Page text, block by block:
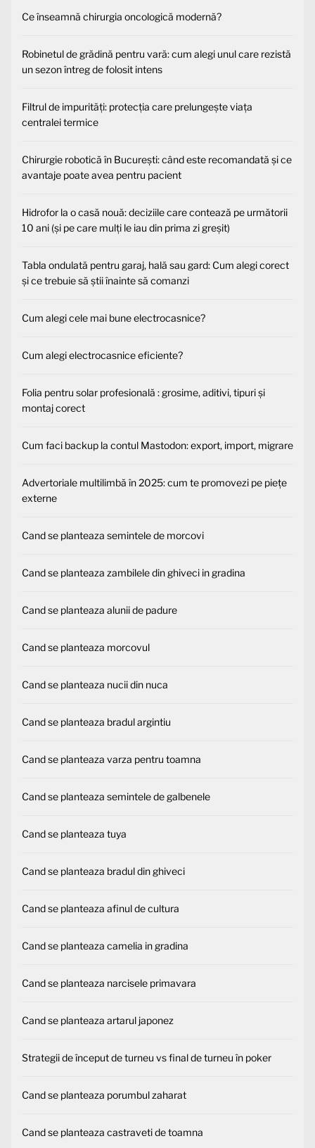
Ce înseamnă chirurgia oncologică modernă?
Robinetul de grădină pentru vară: cum alegi unul care rezistă
un sezon întreg de folosit intens
Filtrul de impurități: protecția care prelungește viața
centralei termice
Chirurgie robotică în București: când este recomandată și ce
avantaje poate avea pentru pacient
Hidrofor la o casă nouă: deciziile care contează pe următorii
10 ani (și pe care mulți le iau din prima zi greșit)
Tabla ondulată pentru garaj, hală sau gard: Cum alegi corect
și ce trebuie să știi înainte să comanzi
Cum alegi cele mai bune electrocasnice?
Cum alegi electrocasnice eficiente?
Folia pentru solar profesională : grosime, aditivi, tipuri și
montaj corect
Cum faci backup la contul Mastodon: export, import, migrare
Advertoriale multilimbă în 2025: cum te promovezi pe piețe
externe
Cand se planteaza semintele de morcovi
Cand se planteaza zambilele din ghiveci in gradina
Cand se planteaza alunii de padure
Cand se planteaza morcovul
Cand se planteaza nucii din nuca
Cand se planteaza bradul argintiu
Cand se planteaza varza pentru toamna
Cand se planteaza semintele de galbenele
Cand se planteaza tuya
Cand se planteaza bradul din ghiveci
Cand se planteaza afinul de cultura
Cand se planteaza camelia in gradina
Cand se planteaza narcisele primavara
Cand se planteaza artarul japonez
Strategii de început de turneu vs final de turneu în poker
Cand se planteaza porumbul zaharat
Cand se planteaza castraveti de toamna